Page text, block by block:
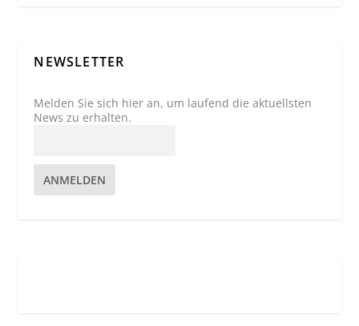
NEWSLETTER
Melden Sie sich hier an, um laufend die aktuellsten
News zu erhalten.
ANMELDEN